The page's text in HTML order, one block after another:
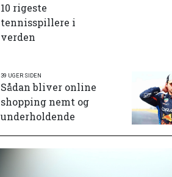
10 rigeste
tennisspillere i
verden
39 UGER SIDEN
Sådan bliver online
shopping nemt og
underholdende